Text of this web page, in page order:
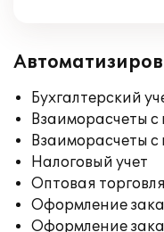
Бухгалтерский
Взаиморасчеты с
Взаиморасчеты
Налоговый учет
Оптовая торговля
Оформление
Оформление